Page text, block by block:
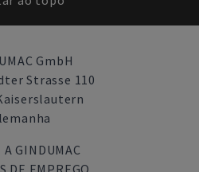
GmbH
Strasse 110
A GINDUMAC
DE EMPREGO